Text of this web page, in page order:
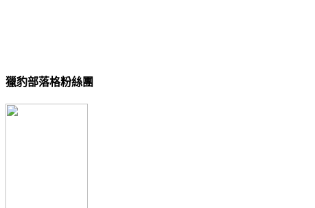
獵豹部落格粉絲團